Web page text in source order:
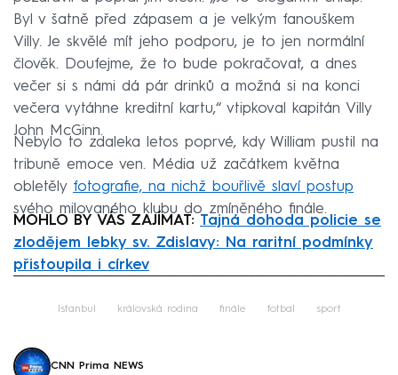
Byl v šatně před zápasem a je velkým fanouškem
Villy. Je skvělé mít jeho podporu, je to jen normální
člověk. Doufejme, že to bude pokračovat, a dnes
večer si s námi dá pár drinků a možná si na konci
večera vytáhne kreditní kartu,“ vtipkoval kapitán Villy
John McGinn.
Nebylo to zdaleka letos poprvé, kdy William pustil na
tribuně emoce ven. Média už začátkem května
obletěly fotografie, na nichž bouřlivě slaví postup
svého milovaného klubu do zmíněného finále.
MOHLO BY VÁS ZAJÍMAT: Tajná dohoda policie se
zlodějem lebky sv. Zdislavy: Na raritní podmínky
přistoupila i církev
Istanbul královská rodina finále fotbal sport
CNN Prima NEWS